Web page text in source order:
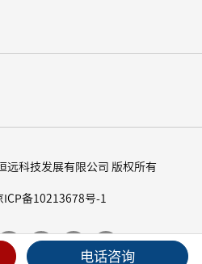
科技发展有限公司 版权所有
ICP备10213678号-1
电话咨询